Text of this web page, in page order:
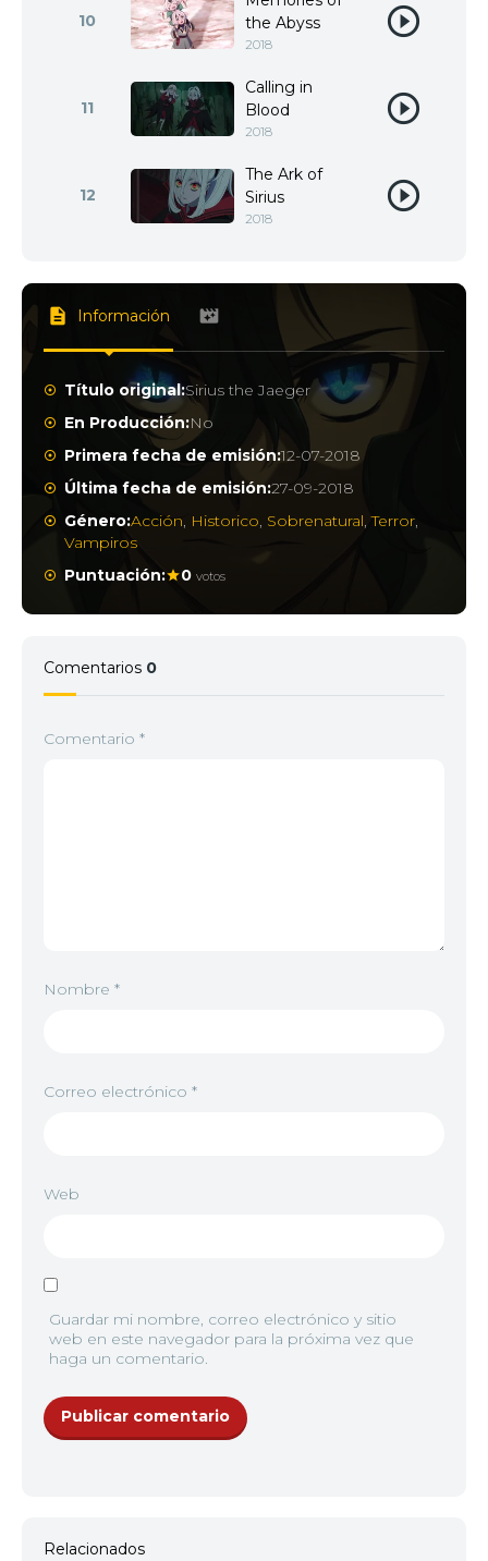
10
the Abyss
2018
11
Calling in
Blood
2018
12
The Ark of
Sirius
2018
Información
Título original:Sirius the Jaeger
En Producción:No
Primera fecha de emisión:12-07-2018
Última fecha de emisión:27-09-2018
Género:Acción, Historico, Sobrenatural,Terror,
Vampiros
Puntuación:
0 votos
Comentarios 0
Comentario *
Nombre *
Correo electrónico *
Web
Guardar mi nombre, correo electrónico y sitio
web en este navegador para la próxima vez que
haga un comentario.
Relacionados